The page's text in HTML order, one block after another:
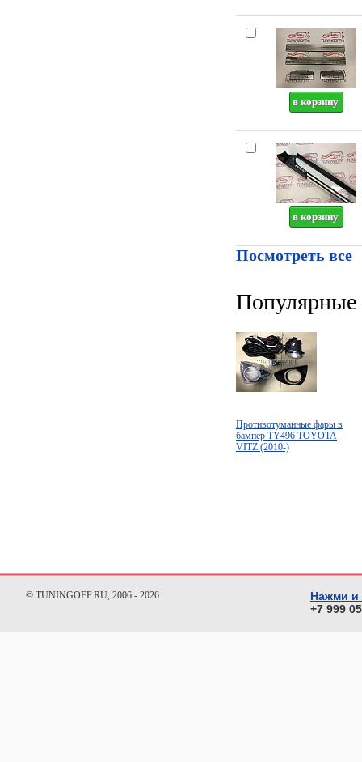
Посмотреть все
Популярные
Противотуманные фары в
бампер TY496 TOYOTA
VITZ (2010-)
© TUNINGOFF.RU, 2006 - 2026
Нажми и
+7 999